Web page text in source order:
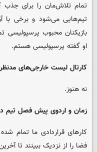
تمام تلاش‌مان را برای
تیم‌هایی می‌شود و برخی‌ با
بازیکنان محبوب پرسپولیسی
او گفته پرسپولیسی هستم.
کارتال لیست خارجی‌های
نه هنوز.
زمان و اردوی پیش فصل تیم
کارهای قراردادی ما تمام
فضا را از نزدیک ببینند تا